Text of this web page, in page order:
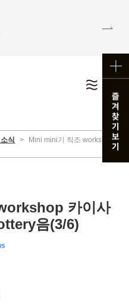
식 >
Mini mini기 직조 worksho
카이사
음(3/6)